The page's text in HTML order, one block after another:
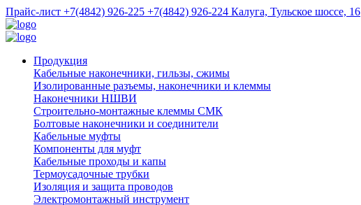
Прайс-лист +7(4842) 926-225 +7(4842) 926-224 Калуга, Тульское шоссе, 16
Продукция
Кабельные наконечники, гильзы, сжимы
Изолированные разъемы, наконечники и клеммы
Наконечники НШВИ
Строительно-монтажные клеммы СМК
Болтовые наконечники и соединители
Кабельные муфты
Компоненты для муфт
Кабельные проходы и капы
Термоусадочные трубки
Изоляция и защита проводов
Электромонтажный инструмент